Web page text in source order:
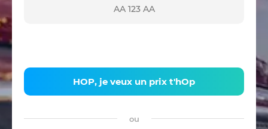
HOP, je veux un prix t'hOp
ou